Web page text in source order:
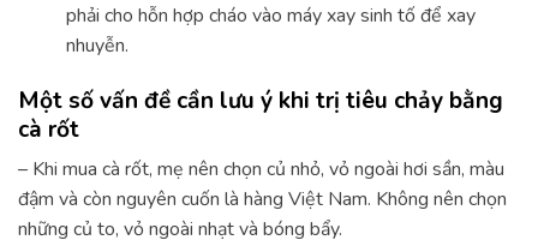
phải cho hỗn hợp cháo vào máy xay sinh tố để xay
nhuyễn.
Một số vấn đề cần lưu ý khi trị tiêu chảy bằng
cà rốt
– Khi mua cà rốt, mẹ nên chọn củ nhỏ, vỏ ngoài hơi sần, màu
đậm và còn nguyên cuốn là hàng Việt Nam. Không nên chọn
những củ to, vỏ ngoài nhạt và bóng bẩy.